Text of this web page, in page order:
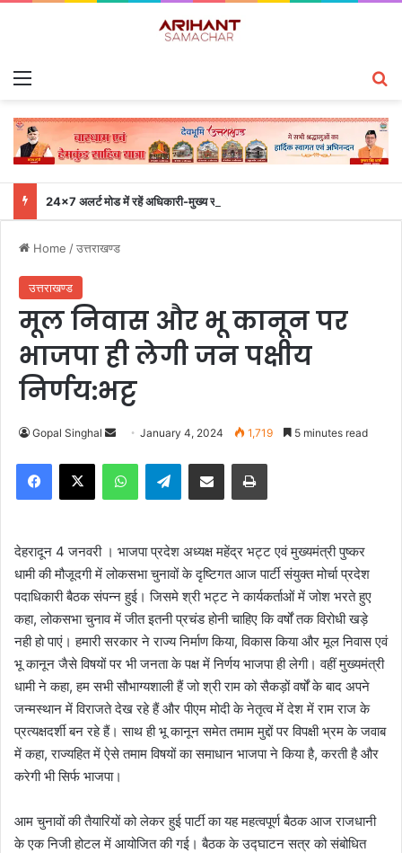
Home /उत्तराखण्ड
उत्तराखण्ड
मूल निवास और भू कानून पर
भाजपा ही लेगी जन पक्षीय
निर्णय:भट्ट
Gopal Singhal
n
d
a
l
January 4, 2024 1,719 5 minutes read
Telegram
देहरादून 4 जनवरी । भाजपा प्रदेश अध्यक्ष महेंद्र भट्ट एवं मुख्यमंत्री पुष्कर
धामी की मौजूदगी में लोकसभा चुनावों के दृष्टिगत आज पार्टी संयुक्त मोर्चा प्रदेश
पदाधिकारी बैठक संपन्न हुई। जिसमे श्री भट्ट ने कार्यकर्ताओं में जोश भरते हुए
कहा, लोकसभा चुनाव में जीत इतनी प्रचंड होनी चाहिए कि वर्षों तक विरोधी खड़े
नही हो पाएं। हमारी सरकार ने राज्य निर्माण किया, विकास किया और मूल निवास एवं
भू कानून जैसे विषयों पर भी जनता के पक्ष में निर्णय भाजपा ही लेगी। वहीं मुख्यमंत्री
धामी ने कहा, हम सभी सौभाग्यशाली हैं जो श्री राम को सैकड़ों वर्षों के बाद अपने
जन्मस्थान में विराजते देख रहे हैं और पीएम मोदी के नेतृत्व में देश में राम राज के
प्रत्यक्षदर्शी बन रहे हैं। साथ ही भू कानून समेत तमाम मुद्दों पर विपक्षी भ्रम के जवाब
में कहा, राज्यहित में ऐसे तमाम विषयों का समाधान भाजपा ने किया है, करती है और
करेगी भी सिर्फ भाजपा।
आम चुनावों की तैयारियों को लेकर हुई पार्टी का यह महत्वपूर्ण बैठक आज राजधानी
के एक निजी होटल में आयोजित की गई। बैठक के उद्घाटन सत्र को संबोधित